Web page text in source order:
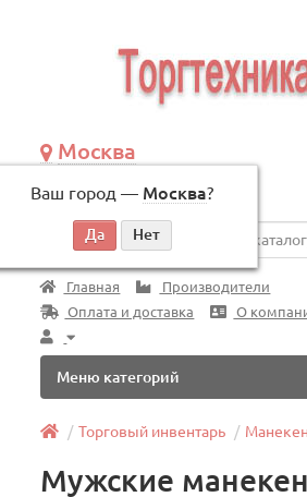
Москва
Ваш город — Москва?
по будням, с 09:00 до 18:00
Везде
Главная
Производители
Оплата и доставка
О
Меню категорий
Торговый инвентарь
Мужские